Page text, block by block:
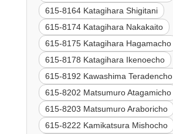
615-8164 Katagihara Shigitani
615-8174 Katagihara Nakakaito
615-8175 Katagihara Hagamacho
615-8178 Katagihara Ikenoecho
615-8192 Kawashima Teradencho
615-8202 Matsumuro Atagamicho
615-8203 Matsumuro Araboricho
615-8222 Kamikatsura Mishocho